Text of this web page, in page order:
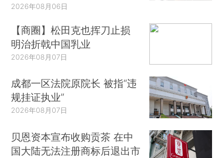
2026年08月06日
【商圈】松田克也挥刀止损
明治折戟中国乳业
2026年08月07日
成都一区法院原院长 被指“违
规挂证执业”
2026年08月07日
贝恩资本宣布收购贡茶 在中
国大陆无法注册商标后退出市